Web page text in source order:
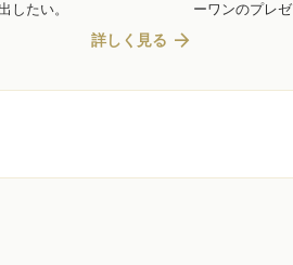
したい。
詳しく見る arrow_forward
ーワンのプレゼ